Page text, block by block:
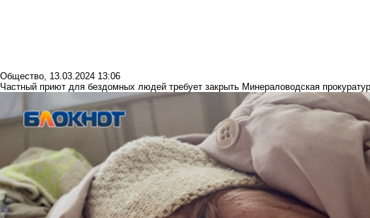
Общество, 13.03.2024 13:06
Частный приют для бездомных людей требует закрыть Минераловодская